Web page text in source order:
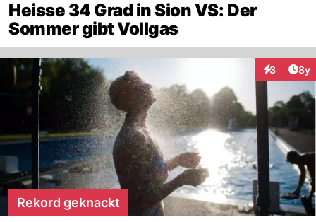
Heisse 34 Grad in Sion VS: Der
Sommer gibt Vollgas
3 8y
Rekord geknackt